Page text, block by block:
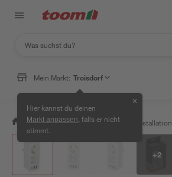
Mein Markt: Troisdorf
Hier kannst du deinen
Markt anpassen , falls er nicht
stimmt.
✕
/ Bauen & Renovieren / Elektroinstallation
+2